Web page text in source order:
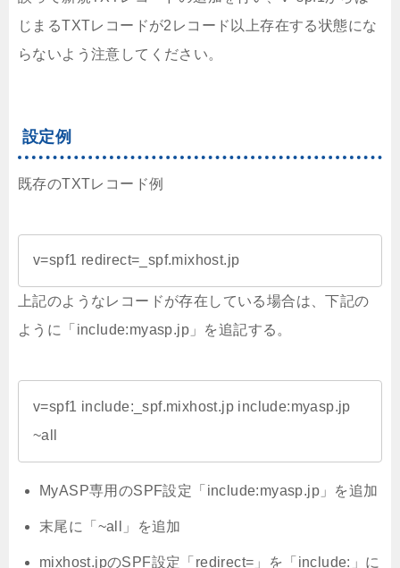
じまるTXTレコードが2レコード以上存在する状態にな
らないよう注意してください。
設定例
既存のTXTレコード例
v=spf1 redirect=_spf.mixhost.jp
上記のようなレコードが存在している場合は、下記の
ように「include:myasp.jp」を追記する。
v=spf1 include:_spf.mixhost.jp include:myasp.jp
~all
MyASP専用のSPF設定「include:myasp.jp」を追加
末尾に「~all」を追加
mixhost.jpのSPF設定「redirect=」を「include:」に